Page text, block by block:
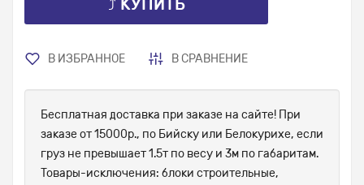
⤴ КУПИТЬ
В ИЗБРАННОЕ В СРАВНЕНИЕ
Бесплатная доставка при заказе на сайте! При
заказе от 15000р., по Бийску или Белокурихе, если
груз не превышает 1.5т по весу и 3м по габаритам.
Товары-исключения: блоки строительные,